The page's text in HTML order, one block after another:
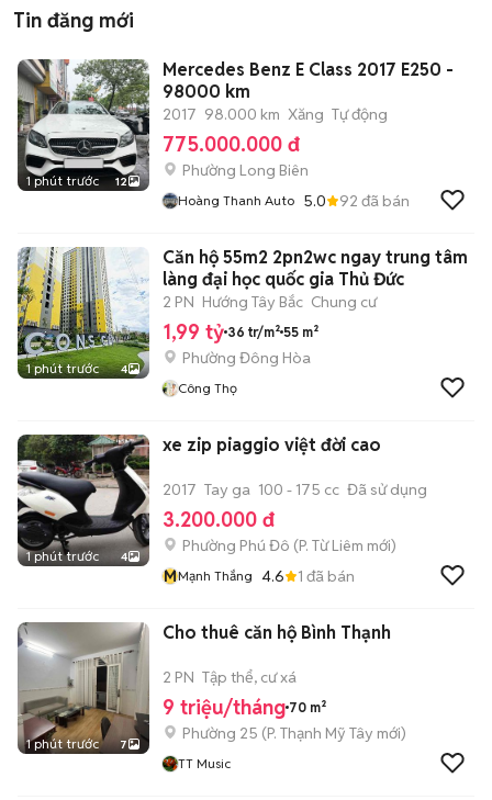
Tin đăng mới
1 phút trước 12
Mercedes Benz E Class 2017 E250 -
98000 km
2017 98.000 km Xăng Tự động
775.000.000 đ
Phường Long Biên
Hoàng Thanh Auto 5.0 92 đã bán
1 phút trước 4
Căn hộ 55m2 2pn2wc ngay trung tâm
làng đại học quốc gia Thủ Đức
2 PN Hướng Tây Bắc Chung cư
1,99 tỷ 36 tr/m² 55 m²
Phường Đông Hòa
Công Thọ
1 phút trước 4
xe zip piaggio việt đời cao
2017 Tay ga 100 - 175 cc Đã sử dụng
3.200.000 đ
Phường Phú Đô (P. Từ Liêm mới)
MMạnh Thắng 4.6 1 đã bán
1 phút trước 7
Cho thuê căn hộ Bình Thạnh
2 PN Tập thể, cư xá
9 triệu/tháng 70 m²
Phường 25 (P. Thạnh Mỹ Tây mới)
TT Music